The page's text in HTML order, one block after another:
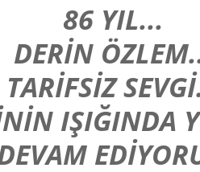
86 YIL...
DERİN
TARİFSİZ
IŞIĞINDA